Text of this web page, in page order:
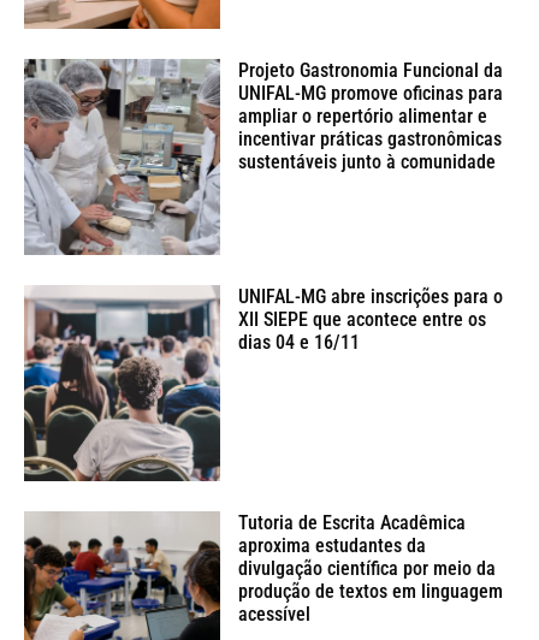
Projeto Gastronomia Funcional da
UNIFAL-MG promove oficinas para
ampliar o repertório alimentar e
incentivar práticas gastronômicas
sustentáveis junto à comunidade
UNIFAL-MG abre inscrições para o
XII SIEPE que acontece entre os
dias 04 e 16/11
Tutoria de Escrita Acadêmica
aproxima estudantes da
divulgação científica por meio da
produção de textos em linguagem
acessível